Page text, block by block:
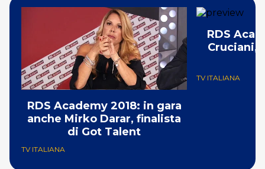
RDS Academy 2018: in gara
anche Mirko Darar, finalista
di Got Talent
TV ITALIANA
RDS
Cruciani,
TV ITALIANA